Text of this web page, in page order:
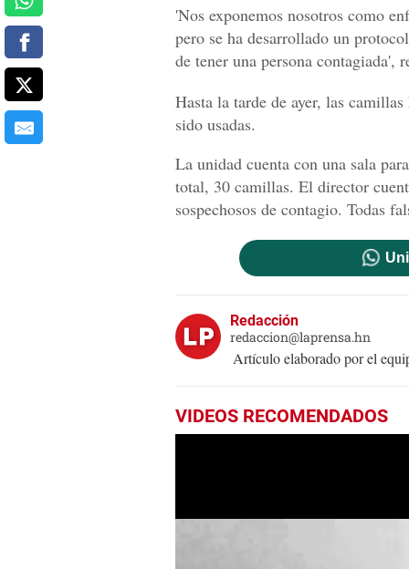
'Nos exponemos nosotros como
pero se ha desarrollado un
de tener una persona contagiada',
Hasta la tarde de ayer, las
sido usadas.
La unidad cuenta con una sala
total, 30 camillas. El director
sospechosos de contagio. Todas
Redacción
redaccion@laprensa.hn
Artículo elaborado por el
VIDEOS RECOMENDADOS